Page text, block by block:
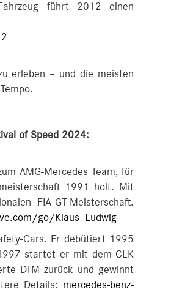
führt 2012 einen
erleben – und die meisten
of Speed 2024:
AMG-Mercedes Team, für
1991 holt. Mit
FIA-GT-Meisterschaft.
go/Klaus_Ludwig
Cars. Er debütiert 1995
startet er mit dem CLK
DTM zurück und gewinnt
Details: mercedes-benz-